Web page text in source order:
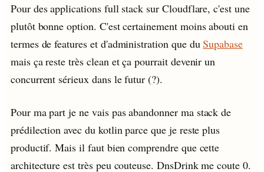
Pour des applications full stack sur Cloudflare, c'est une
plutôt bonne option. C'est certainement moins abouti en
termes de features et d'administration que duSupabase
mais ça reste très clean et ça pourrait devenir un
concurrent sérieux dans le futur (?).
Pour ma part je ne vais pas abandonner ma stack de
prédilection avec du kotlin parce que je reste plus
productif. Mais il faut bien comprendre que cette
architecture est très peu couteuse. DnsDrink me coute 0.